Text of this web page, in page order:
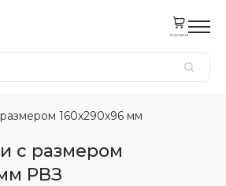
корзина
160x290x96 мм
с размером
РВЗ